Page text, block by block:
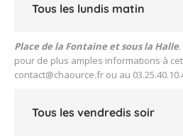
Tous les lundis matin
Place de la Fontaine et sous la Halle
pour de plus amples informations à
contact@chaource.fr ou au
Tous les vendredis soir